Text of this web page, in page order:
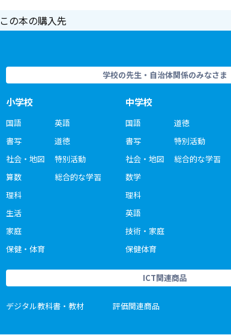
この本の購入先
学校の先生・自治体関係のみなさま
小学校
国語
書写
社会・地図
算数
理科
生活
家庭
保健・体育
英語
道徳
特別活動
総合的な学習
中学校
国語
書写
社会・地図
数学
理科
英語
技術・家庭
保健体育
道徳
特別活動
総合的な学習
ICT関連商品
デジタル教科書・教材 評価関連商品